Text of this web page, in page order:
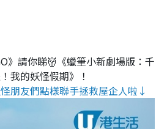
》請你睇👹《蠟筆小新劇場版：千
我的妖怪假期》！
朋友們點樣聯手拯救屋企人啦↓